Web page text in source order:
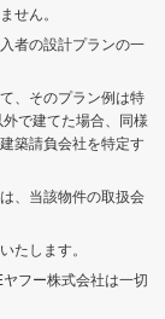
せん。
者の設計プランの一
、そのプラン例は特
で建てた場合、同様
築請負会社を特定す
、当該物件の取扱会
たします。
フー株式会社は一切